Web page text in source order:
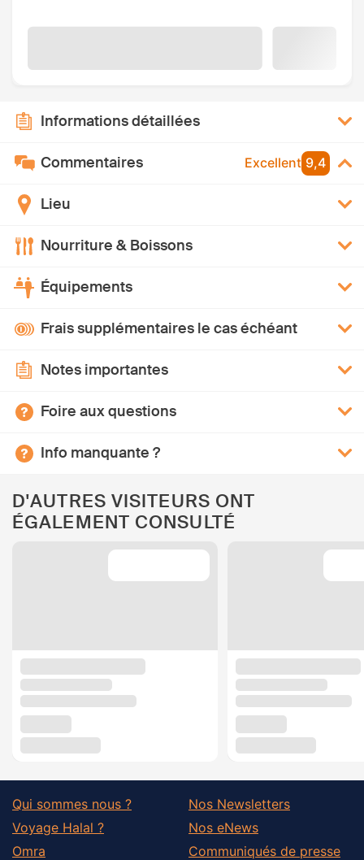
Informations détaillées
Commentaires Excellent 9,4
Lieu
Nourriture & Boissons
Équipements
Frais supplémentaires le cas échéant
Notes importantes
Foire aux questions
Info manquante ?
D'AUTRES VISITEURS ONT
ÉGALEMENT CONSULTÉ
Qui sommes nous ?
Voyage Halal ?
Omra
Nos Newsletters
Nos eNews
Communiqués de presse